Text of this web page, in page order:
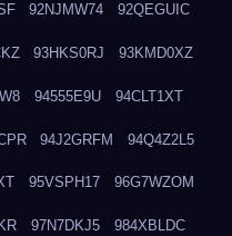
92NJMW74 92QEGUIC
93HKS0RJ 93KMD0XZ
94555E9U 94CLT1XT
94J2GRFM 94Q4Z2L5
95VSPH17 96G7WZOM
97N7DKJ5 984XBLDC